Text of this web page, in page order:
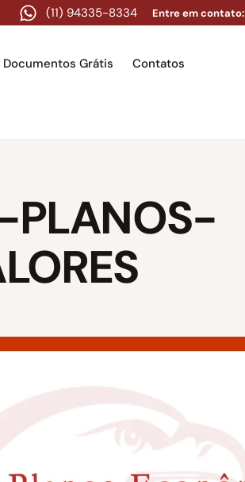
(11) 94335-8334 Entre em contato:
Documentos Grátis Contatos
PLANOS-